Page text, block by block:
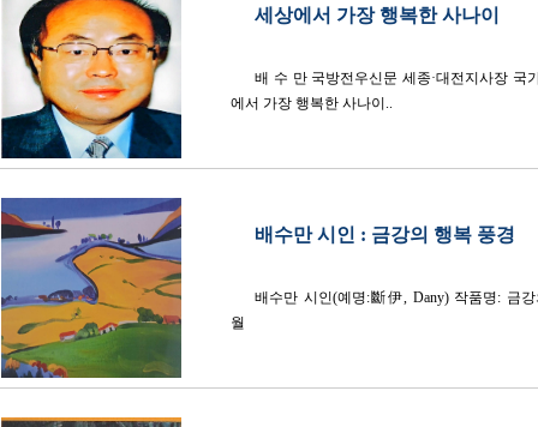
세상에서 가장 행복한 사나이
배 수 만 국방전우신문 세종·대전지사장
에서 가장 행복한 사나이..
배수만 시인 : 금강의 행복 풍경
배수만 시인(예명:斷伊, Dany) 작품명: 금
월